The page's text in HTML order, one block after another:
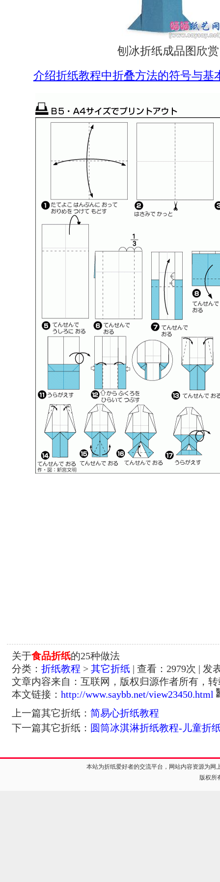
刨冰折纸成品图欣赏
介绍折纸教程中折叠方法的符号与基
关于食品折纸的25种做法
分类： 折纸教程 > 其它折纸 | 查看： 2979次 | 发
文章内容来自：互联网，版权归源作者所有，
本文链接： http://www.saybb.net/view23450.html
上一篇其它折纸： 简易心折纸教程
下一篇其它折纸： 圆筒冰淇淋折纸教程-儿童折
本站为折纸爱好者的交流平台，网站内容资源为
版权所